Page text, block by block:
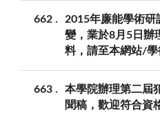
662
2015年廉能學術研
變，業於8月5日辦
料，請至本網站/
663
本學院辦理第二屆
聞稿，歡迎符合資